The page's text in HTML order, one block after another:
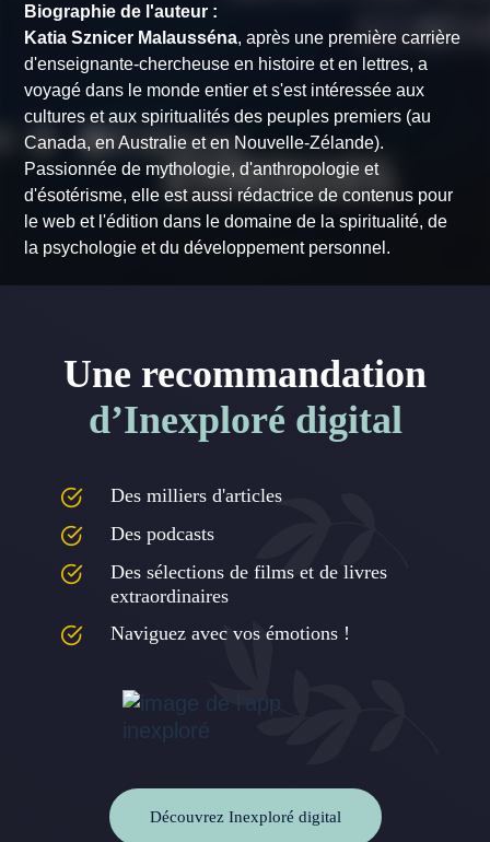
Biographie de l'auteur :
Katia Sznicer Malausséna, après une première carrière
d'enseignante-chercheuse en histoire et en lettres, a
voyagé dans le monde entier et s'est intéressée aux
cultures et aux spiritualités des peuples premiers (au
Canada, en Australie et en Nouvelle-Zélande).
Passionnée de mythologie, d'anthropologie et
d'ésotérisme, elle est aussi rédactrice de contenus pour
le web et l'édition dans le domaine de la spiritualité, de
la psychologie et du développement personnel.
Une recommandation
d’Inexploré digital
Des milliers d'articles
Des podcasts
Des sélections de films et de livres
extraordinaires
Naviguez avec vos émotions !
Découvrez Inexploré digital